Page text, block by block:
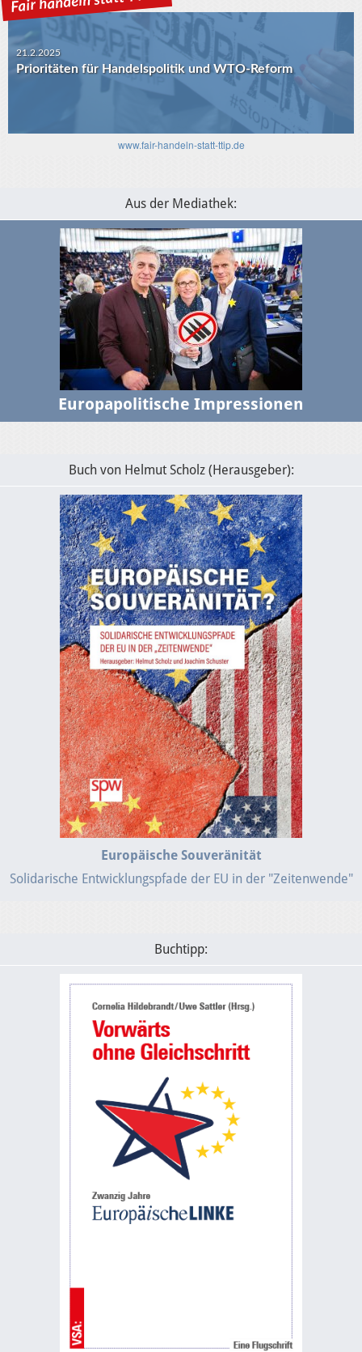
21.2.2025
Prioritäten für Handelspolitik und WTO-Reform
www.fair-handeln-statt-ttip.de
Aus der Mediathek:
Europapolitische Impressionen
Buch von Helmut Scholz (Herausgeber):
Europäische Souveränität
Solidarische Entwicklungspfade der EU in der "Zeitenwende"
Buchtipp: